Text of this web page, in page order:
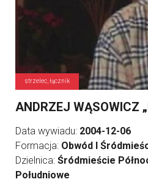
strzelec, łącznik
ANDRZEJ WĄSOWICZ
Data wywiadu: 2004-12-06
Formacja: Obwód I
Dzielnica: Śródmieście
Południowe